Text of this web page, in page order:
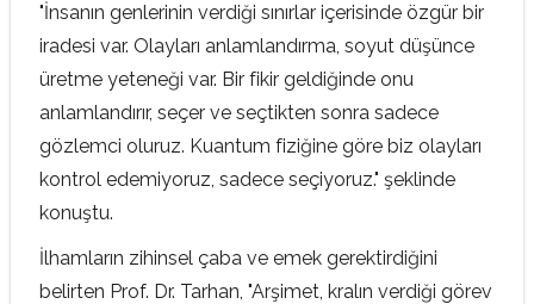
"İnsanın genlerinin verdiği sınırlar içerisinde özgür bir
iradesi var. Olayları anlamlandırma, soyut düşünce
üretme yeteneği var. Bir fikir geldiğinde onu
anlamlandırır, seçer ve seçtikten sonra sadece
gözlemci oluruz. Kuantum fiziğine göre biz olayları
kontrol edemiyoruz, sadece seçiyoruz." şeklinde
konuştu.
İlhamların zihinsel çaba ve emek gerektirdiğini
belirten Prof. Dr. Tarhan, "Arşimet, kralın verdiği görev